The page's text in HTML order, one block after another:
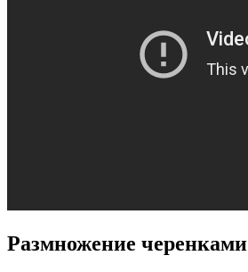
Размножение черенками